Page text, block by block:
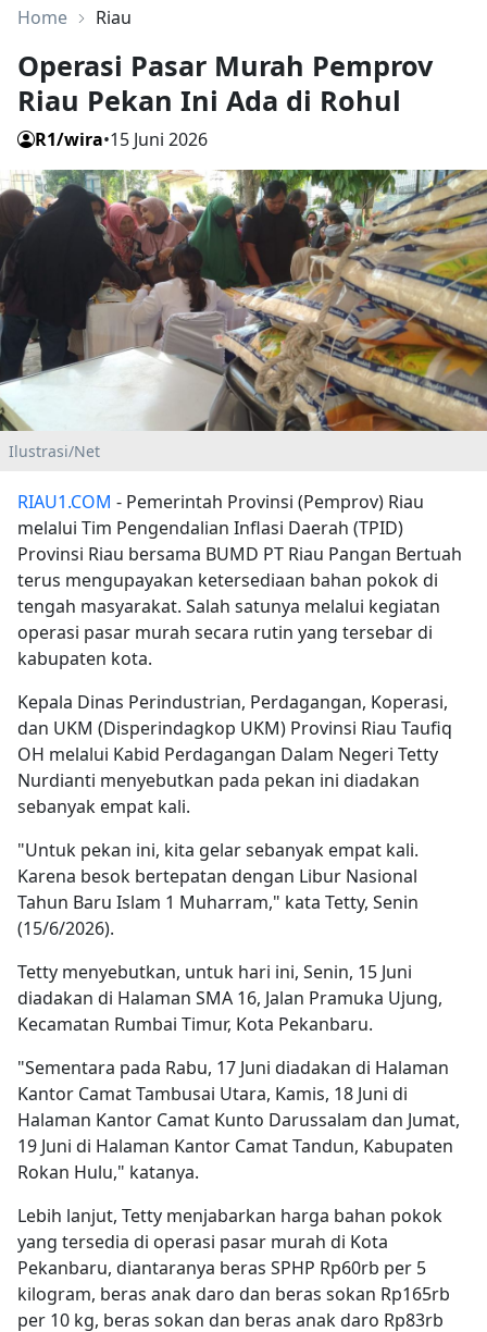
Home Riau
Operasi Pasar Murah Pemprov
Riau Pekan Ini Ada di Rohul
R1/wira•15 Juni 2026
Ilustrasi/Net
RIAU1.COM - Pemerintah Provinsi (Pemprov) Riau
melalui Tim Pengendalian Inflasi Daerah (TPID)
Provinsi Riau bersama BUMD PT Riau Pangan Bertuah
terus mengupayakan ketersediaan bahan pokok di
tengah masyarakat. Salah satunya melalui kegiatan
operasi pasar murah secara rutin yang tersebar di
kabupaten kota.
Kepala Dinas Perindustrian, Perdagangan, Koperasi,
dan UKM (Disperindagkop UKM) Provinsi Riau Taufiq
OH melalui Kabid Perdagangan Dalam Negeri Tetty
Nurdianti menyebutkan pada pekan ini diadakan
sebanyak empat kali.
"Untuk pekan ini, kita gelar sebanyak empat kali.
Karena besok bertepatan dengan Libur Nasional
Tahun Baru Islam 1 Muharram," kata Tetty, Senin
(15/6/2026).
Tetty menyebutkan, untuk hari ini, Senin, 15 Juni
diadakan di Halaman SMA 16, Jalan Pramuka Ujung,
Kecamatan Rumbai Timur, Kota Pekanbaru.
"Sementara pada Rabu, 17 Juni diadakan di Halaman
Kantor Camat Tambusai Utara, Kamis, 18 Juni di
Halaman Kantor Camat Kunto Darussalam dan Jumat,
19 Juni di Halaman Kantor Camat Tandun, Kabupaten
Rokan Hulu," katanya.
Lebih lanjut, Tetty menjabarkan harga bahan pokok
yang tersedia di operasi pasar murah di Kota
Pekanbaru, diantaranya beras SPHP Rp60rb per 5
kilogram, beras anak daro dan beras sokan Rp165rb
per 10 kg, beras sokan dan beras anak daro Rp83rb